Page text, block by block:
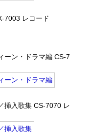
7003 レコード
ーン・ドラマ編 CS-7
挿入歌集 CS-7070 レ